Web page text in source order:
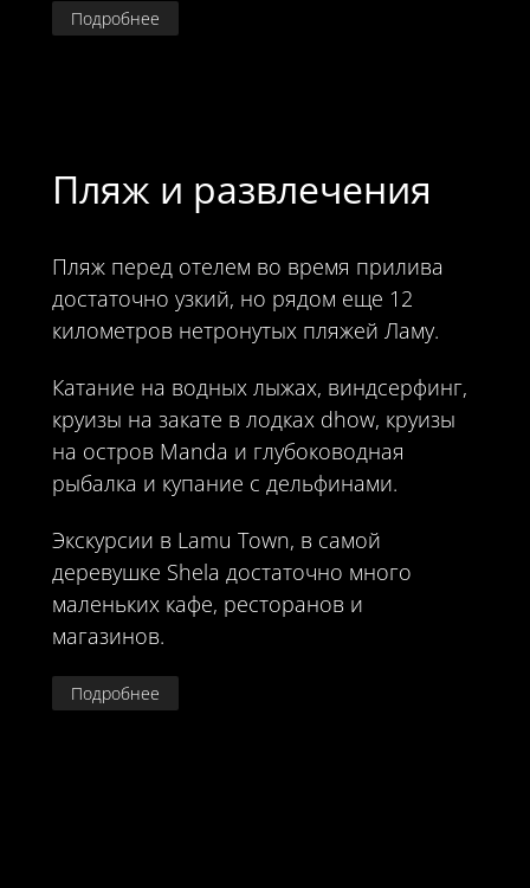
Подробнее
Пляж и развлечения
Пляж перед отелем во время прилива
достаточно узкий, но рядом еще 12
километров нетронутых пляжей Ламу.
Катание на водных лыжах, виндсерфинг,
круизы на закате в лодках dhow, круизы
на остров Manda и глубоководная
рыбалка и купание с дельфинами.
Экскурсии в Lamu Town, в самой
деревушке Shela достаточно много
маленьких кафе, ресторанов и
магазинов.
Подробнее